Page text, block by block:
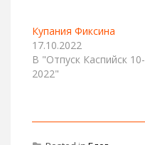
Купания Фиксина
17.10.2022
В "Отпуск Каспийск 10-
2022"